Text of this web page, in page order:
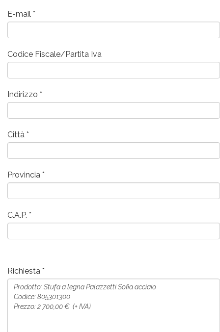
E-mail
Codice Fiscale/Partita Iva
Indirizzo
Città
Provincia
C.A.P.
Richiesta